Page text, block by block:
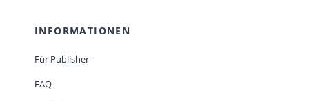
INFORMATIONEN
Für Publisher
FAQ